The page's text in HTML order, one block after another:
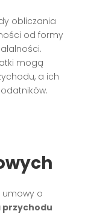
obliczania
od formy
mogą
a ich
o
przychodu